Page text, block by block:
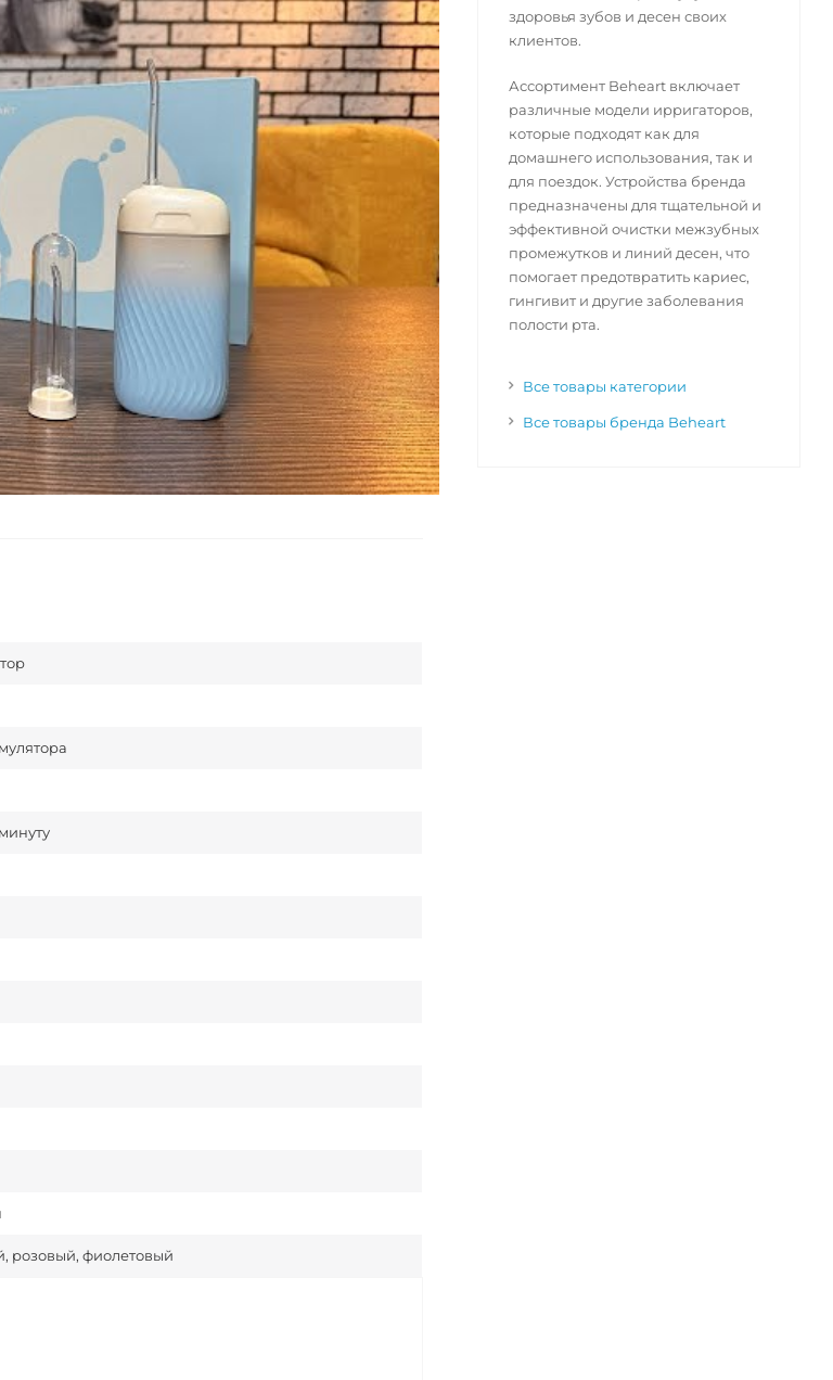
розовый, фиолетовый
здоровья зубов и десен своих
клиентов.
Ассортимент Beheart включает
различные модели ирригаторов,
которые подходят как для
домашнего использования, так и
для поездок. Устройства бренда
предназначены для тщательной и
эффективной очистки межзубных
промежутков и линий десен, что
помогает предотвратить кариес,
гингивит и другие заболевания
полости рта.
Все товары категории
Все товары бренда Beheart